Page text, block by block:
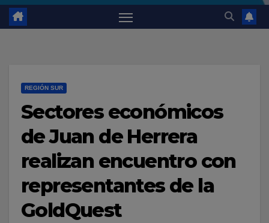
REGIÓN SUR
Sectores económicos
de Juan de Herrera
realizan encuentro con
representantes de la
GoldQuest